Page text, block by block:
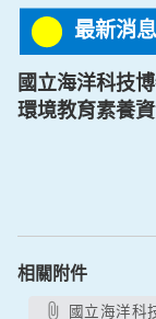
最新消息
國立海洋科技
環境教育素養
相關附件